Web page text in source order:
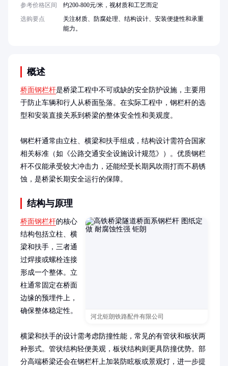
概述
桥面钢栏杆是桥梁工程中不可或缺的安全防护设施，主要用
于防止车辆和行人从桥面坠落。在实际工程中，钢栏杆的选
型和安装直接关系到桥梁的整体安全性和美观度。
钢栏杆通常由立柱、横梁和扶手组成，结构设计需符合国家
相关标准（如《公路交通安全设施设计规范》）。优质钢栏
杆不仅能承受较大冲击力，还能经受长期风吹雨打而不易锈
蚀，是桥梁长期安全运行的保障。
结构与原理
河北钜朗铁路配件有限公司
桥面钢栏杆的核心
结构包括立柱、横
梁和扶手，三者通
过焊接或螺栓连接
形成一个整体。立
柱通常固定在桥面
边缘的预埋件上，
确保整体稳定性。
横梁和扶手的设计需考虑防撞性能，常见的有管状和板状两
种形式。管状结构轻便美观，板状结构则更具防撞优势。部
分高端桥梁还会在钢栏杆上加装防眩板或景观灯，进一步提
参考价格区间
约200-800元/米，视材质和工艺而定
选购要点
关注材质、防腐处理、结构设计、安装便捷性和承重
能力。